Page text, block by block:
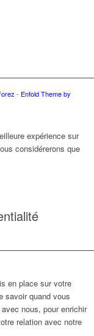
- Enfold Theme by
expérience sur
considérerons que
en place sur votre
savoir quand vous
nous, pour enrichir
relation avec notre